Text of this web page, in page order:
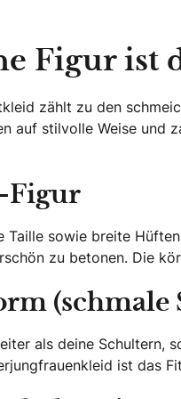
Figur ist
zählt zu den
auf stilvolle Weise und
Figur
Taille sowie breite
zu betonen. Die
als deine Schultern,
ist das